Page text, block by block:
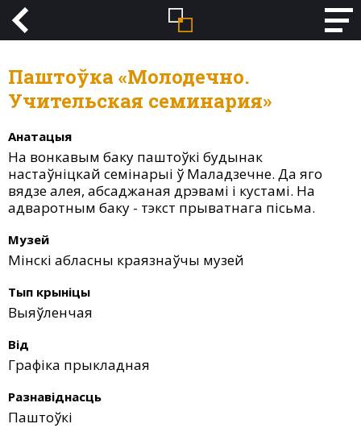
Паштоўка «Молодечно.
Учительская семинария»
Анатацыя
На вонкавым баку паштоўкі будынак
настаўніцкай семінарыі ў Маладзечне. Да яго
вядзе алея, абсаджаная дрэвамі і кустамі. На
адваротным баку - тэкст прыватнага пісьма.
Музей
Мінскі абласны краязнаўчы музей
Тып крыніцы
Выяўленчая
Від
Графіка прыкладная
Разнавіднасць
Паштоўкі